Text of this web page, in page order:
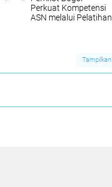
Perkuat Kompetensi
ASN melalui Pelatihan
Tampilkan